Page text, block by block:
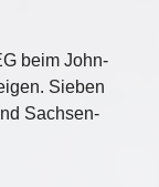
beim John-
Sieben
Sachsen-